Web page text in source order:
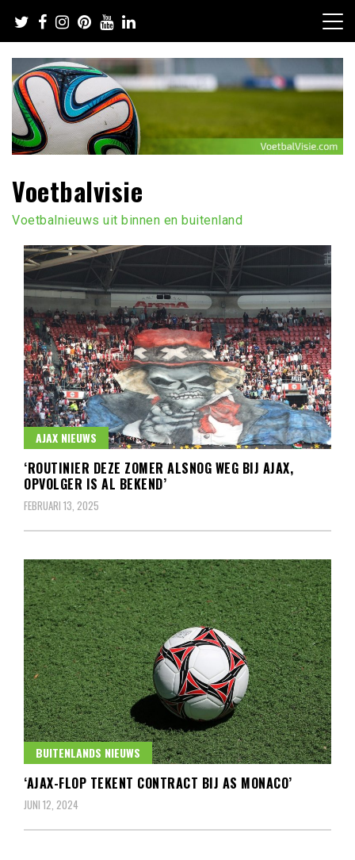
naar
de
inhoud
Voetbalvisie
Voetbalnieuws uit binnen en buitenland
AJAX NIEUWS
‘ROUTINIER DEZE ZOMER ALSNOG WEG BIJ AJAX,
OPVOLGER IS AL BEKEND’
FEBRUARI 13, 2025
BUITENLANDS NIEUWS
‘AJAX-FLOP TEKENT CONTRACT BIJ AS MONACO’
JUNI 12, 2024